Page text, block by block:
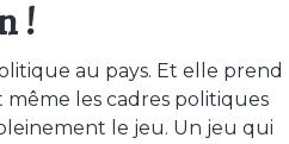
!
au pays. Et elle prend
même les cadres politiques
le jeu. Un jeu qui